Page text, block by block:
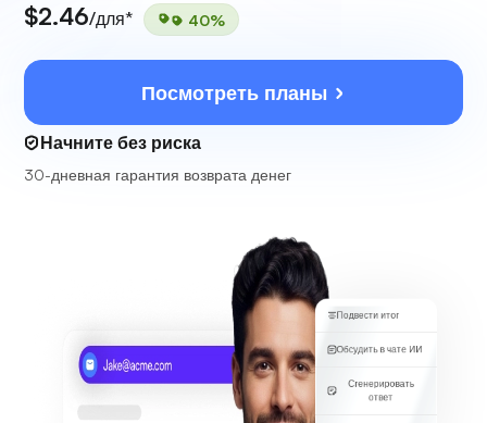
$2.46/для* 40%
Посмотреть планы
Начните без риска
30-дневная гарантия возврата денег
Подвести итог
Обсудить в чате ИИ
Сгенерировать
ответ